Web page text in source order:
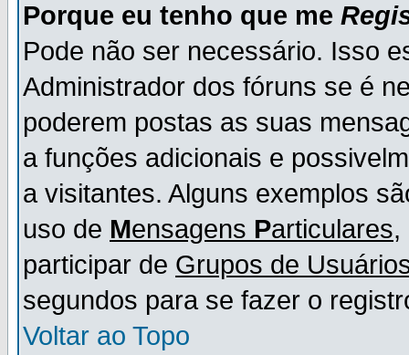
Porque eu tenho que me
Pode não ser necessário. Isso
Administrador dos fóruns se é
poderem postas as suas
a funções adicionais e
a visitantes. Alguns exemplos
uso de Mensagens Particulares,
participar de Grupos de
segundos para se fazer o
Voltar ao Topo